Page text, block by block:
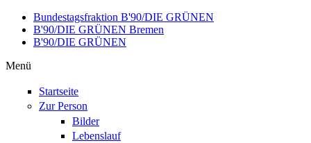
Direkt zum Inhalt
Bundestagsfraktion B'90/DIE GRÜNEN
B'90/DIE GRÜNEN Bremen
B'90/DIE GRÜNEN
Menü
Startseite
Zur Person
Bilder
Lebenslauf